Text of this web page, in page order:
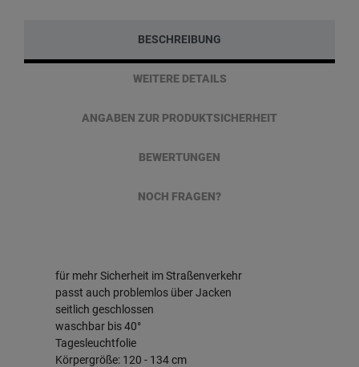
BESCHREIBUNG
WEITERE DETAILS
ANGABEN ZUR PRODUKTSICHERHEIT
BEWERTUNGEN
NOCH FRAGEN?
 für mehr Sicherheit im Straßenverkehr
 passt auch problemlos über Jacken
 seitlich geschlossen
 waschbar bis 40°
 Tagesleuchtfolie
 Körpergröße: 120 - 134 cm